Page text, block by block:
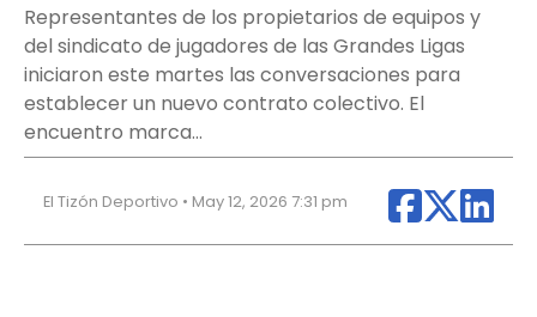
Representantes de los propietarios de equipos y
del sindicato de jugadores de las Grandes Ligas
iniciaron este martes las conversaciones para
establecer un nuevo contrato colectivo. El
encuentro marca…
El Tizón Deportivo • May 12, 2026 7:31 pm